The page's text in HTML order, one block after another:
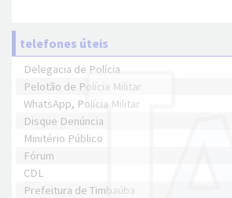
telefones úteis
Delegacia de Polícia
Pelotão de Polícia Militar
WhatsApp, Polícia Militar
Disque Denúncia
Minitério Público
Fórum
CDL
Prefeitura de Timbaúba